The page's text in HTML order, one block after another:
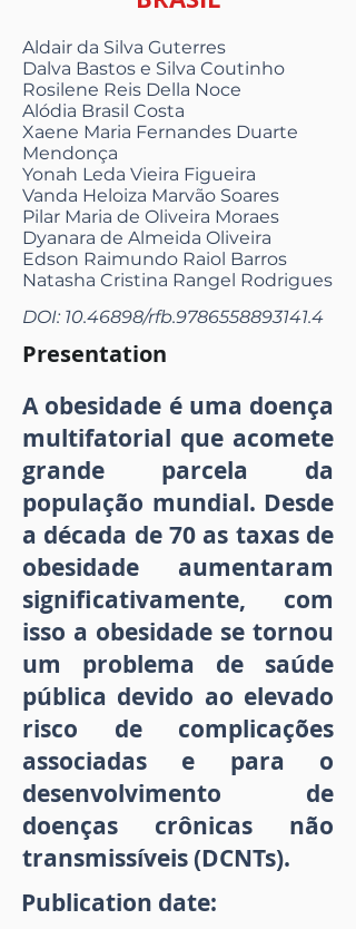
Aldair da Silva Guterres
Dalva Bastos e Silva Coutinho
Rosilene Reis Della Noce
Alódia Brasil Costa
Xaene Maria Fernandes Duarte
Mendonça
Yonah Leda Vieira Figueira
Vanda Heloiza Marvão Soares
Pilar Maria de Oliveira Moraes
Dyanara de Almeida Oliveira
Edson Raimundo Raiol Barros
Natasha Cristina Rangel Rodrigues
DOI: 10.46898/rfb.9786558893141.4
Presentation
A obesidade é uma doença
multifatorial que acomete
grande parcela da
população mundial. Desde
a década de 70 as taxas de
obesidade aumentaram
significativamente, com
isso a obesidade se tornou
um problema de saúde
pública devido ao elevado
risco de complicações
associadas e para o
desenvolvimento de
doenças crônicas não
transmissíveis (DCNTs).
Publication date: